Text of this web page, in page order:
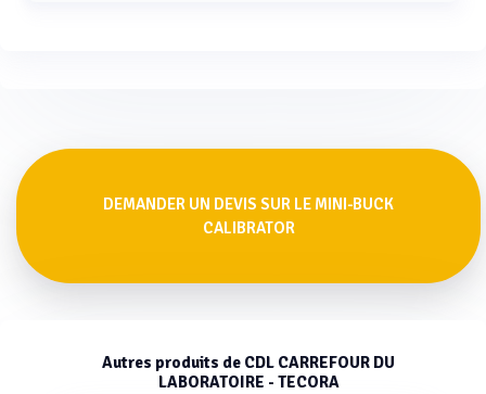
DEMANDER UN DEVIS SUR LE MINI-BUCK
CALIBRATOR
Autres produits de CDL CARREFOUR DU
LABORATOIRE - TECORA